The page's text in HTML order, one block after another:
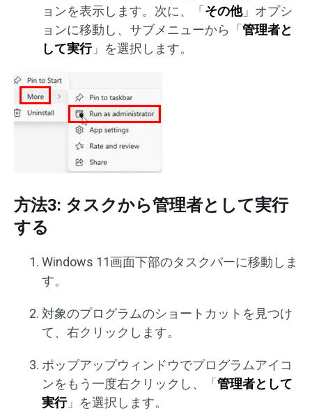
ョンを表示します。次に、「 その他」オプシ
ョンに移動し、サブメニューから「 管理者と
して実行」を選択します。
方法3: タスクから管理者として実行
する
Windows 11画面下部のタスクバーに移動しま
す。
対象のプログラムのショートカットを見つけ
て、右クリックします。
ポップアップウィンドウでプログラムアイコ
ンをもう一度右クリックし、「 管理者として
実行」を選択します。